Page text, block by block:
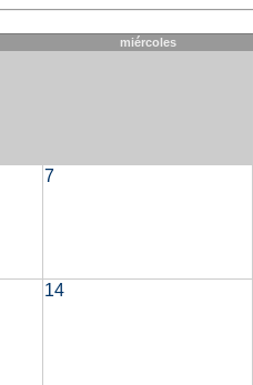
miércoles
7
14